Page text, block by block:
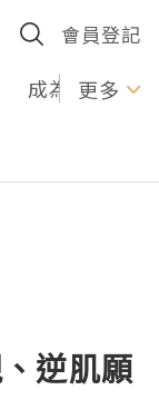
會員登記
成為U更多
逆肌願